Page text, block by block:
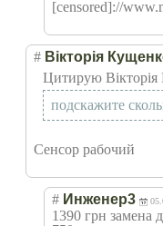
[censored]://
# Вікторія
Цитирую
подскажите
Сенсор рабочий
# Инженер3
1390 грн замена